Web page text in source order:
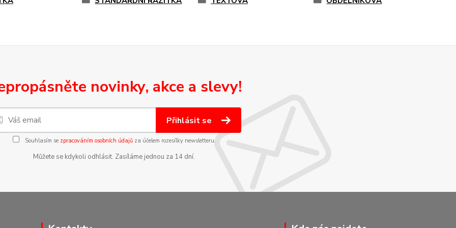
novinky, akce a slevy!
Přihlásit se
Souhlasím se zpracováním osobních údajůza účelem rozesílky newsletteru.
Můžete se kdykoli odhlásit. Zasíláme jednou za 14 dní.